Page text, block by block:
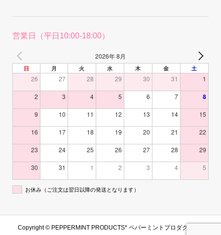
営業日（平日10:00-18:00）
2026年 8月
日 月 火 水 木 金 土
26 27 28 29 30 31 1
2 3 4 5 6 7 8
9 10 11 12 13 14 15
16 17 18 19 20 21 22
23 24 25 26 27 28 29
30 31 1 2 3 4 5
お休み（ご注文は翌日以降の発送となります）
Copyright ©PEPPERMINT PRODUCTS* ペパーミントプロダクツ. All